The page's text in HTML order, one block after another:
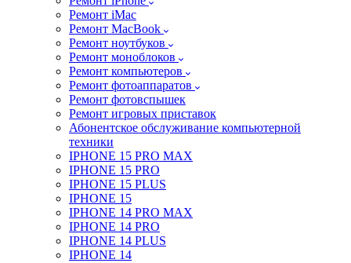
Ремонт iMac
Ремонт MacBook
Ремонт ноутбуков
Ремонт моноблоков
Ремонт компьютеров
Ремонт фотоаппаратов
Ремонт фотовспышек
Ремонт игровых приставок
Абонентское обслуживание компьютерной
техники
IPHONE 15 PRO MAX
IPHONE 15 PRO
IPHONE 15 PLUS
IPHONE 15
IPHONE 14 PRO MAX
IPHONE 14 PRO
IPHONE 14 PLUS
IPHONE 14